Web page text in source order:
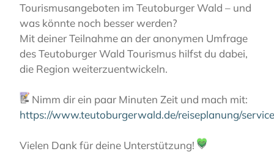
Warburg -
KlimaErlebnisRoute
Hardehausen
ACTIEF WANDELEN WANDELTIPS
WARBURG
Tourismusangeboten im Teutoburger Wald – und
was könnte noch besser werden?
Mit deiner Teilnahme an der anonymen Umfrage
des Teutoburger Wald Tourismus hilfst du dabei,
die Region weiterzuentwickeln.
📝 Nimm dir ein paar Minuten Zeit und mach mit:
https://www.teutoburgerwald.de/reiseplanung/
Vielen Dank für deine Unterstützung! 💚